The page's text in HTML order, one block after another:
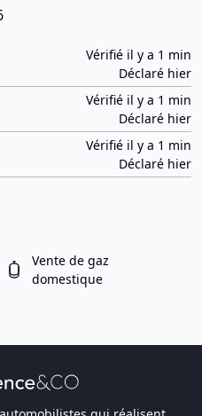
Vérifié il y a 1 min
Déclaré hier
Vérifié il y a 1 min
Déclaré hier
Vérifié il y a 1 min
Déclaré hier
Vente de gaz
domestique